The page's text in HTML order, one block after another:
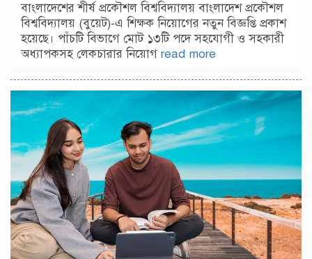
বাংলাদেশের শীর্ষ প্রকৌশল বিশ্ববিদ্যালয় বাংলাদেশ প্রকৌশল
বিশ্ববিদ্যালয় (বুয়েট)-এ শিক্ষক নিয়োগের নতুন বিজ্ঞপ্তি প্রকাশ
হয়েছে। পাঁচটি বিভাগে মোট ১৩টি পদে সহযোগী ও সহকারী
অধ্যাপকসহ লেকচারার নিয়োগ read more